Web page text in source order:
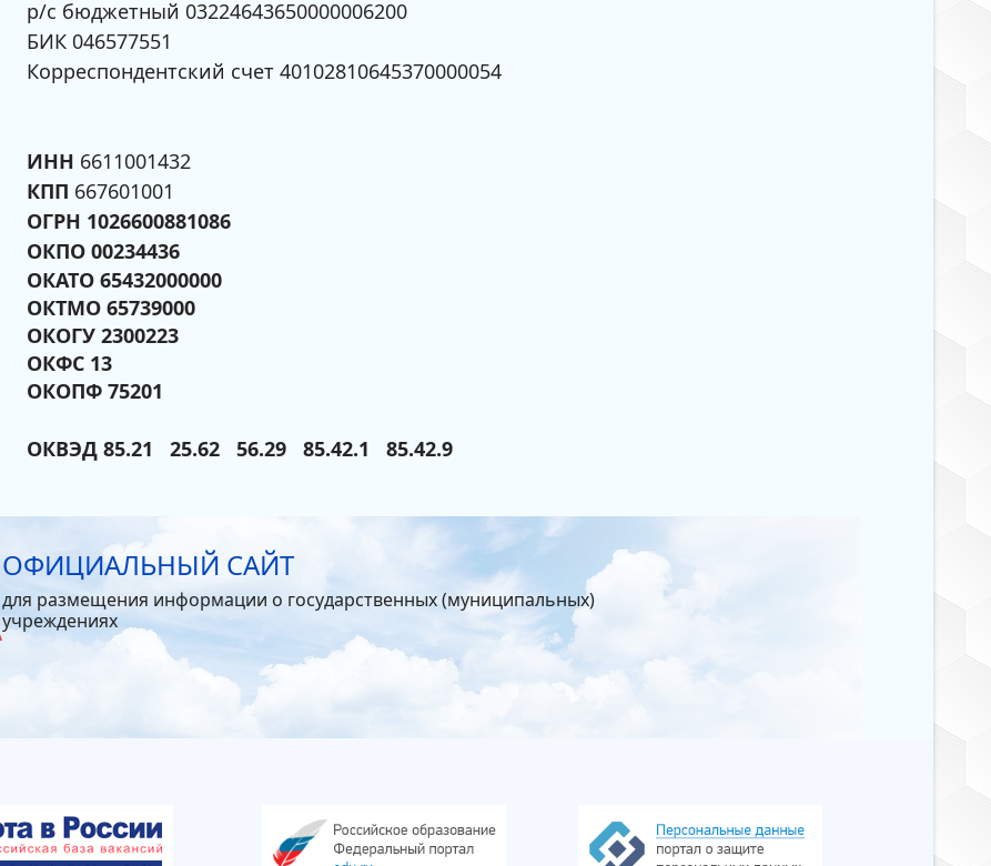
р/с бюджетный 03224643650000006200
БИК 046577551
Корреспондентский счет 40102810645370000054
ИНН 6611001432
КПП 667601001
ОГРН 1026600881086
ОКПО 00234436
ОКАТО 65432000000
ОКТМО 65739000
ОКОГУ 2300223
ОКФС 13
ОКОПФ 75201
ОКВЭД 85.21 25.62 56.29 85.42.1 85.42.9
ОФИЦИАЛЬНЫЙ САЙТ
для размещения информации о государственных (муниципальных)
учреждениях